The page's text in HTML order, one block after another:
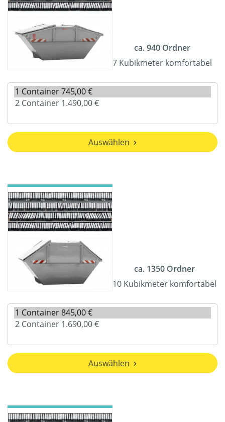
ca. 940 Ordner
7 Kubikmeter komfortabel
Auswählen
ca. 1350 Ordner
10 Kubikmeter komfortabel
Auswählen